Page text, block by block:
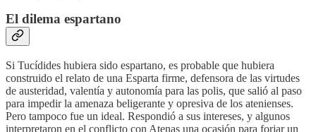
El dilema espartano
Si Tucídides hubiera sido espartano, es probable que hubiera
construido el relato de una Esparta firme, defensora de las virtudes
de austeridad, valentía y autonomía para las polis, que salió al paso
para impedir la amenaza beligerante y opresiva de los atenienses.
Pero tampoco fue un ideal. Respondió a sus intereses, y algunos
interpretaron en el conflicto con Atenas una ocasión para forjar un